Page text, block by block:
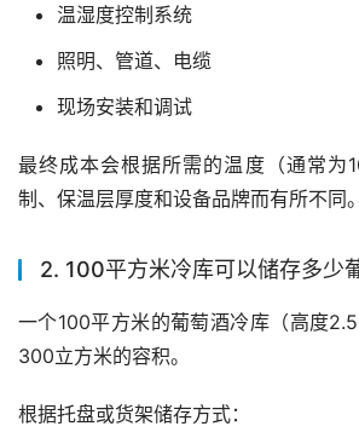
温湿度控制系统
照明、管道、电缆
现场安装和调试
最终成本会根据所需的温度（通常为
制、保温层厚度和设备品牌而有所不同。
2. 100平方米冷库可以储存多少
一个100平方米的葡萄酒冷库（高度
300立方米的容积。
根据托盘或货架储存方式：